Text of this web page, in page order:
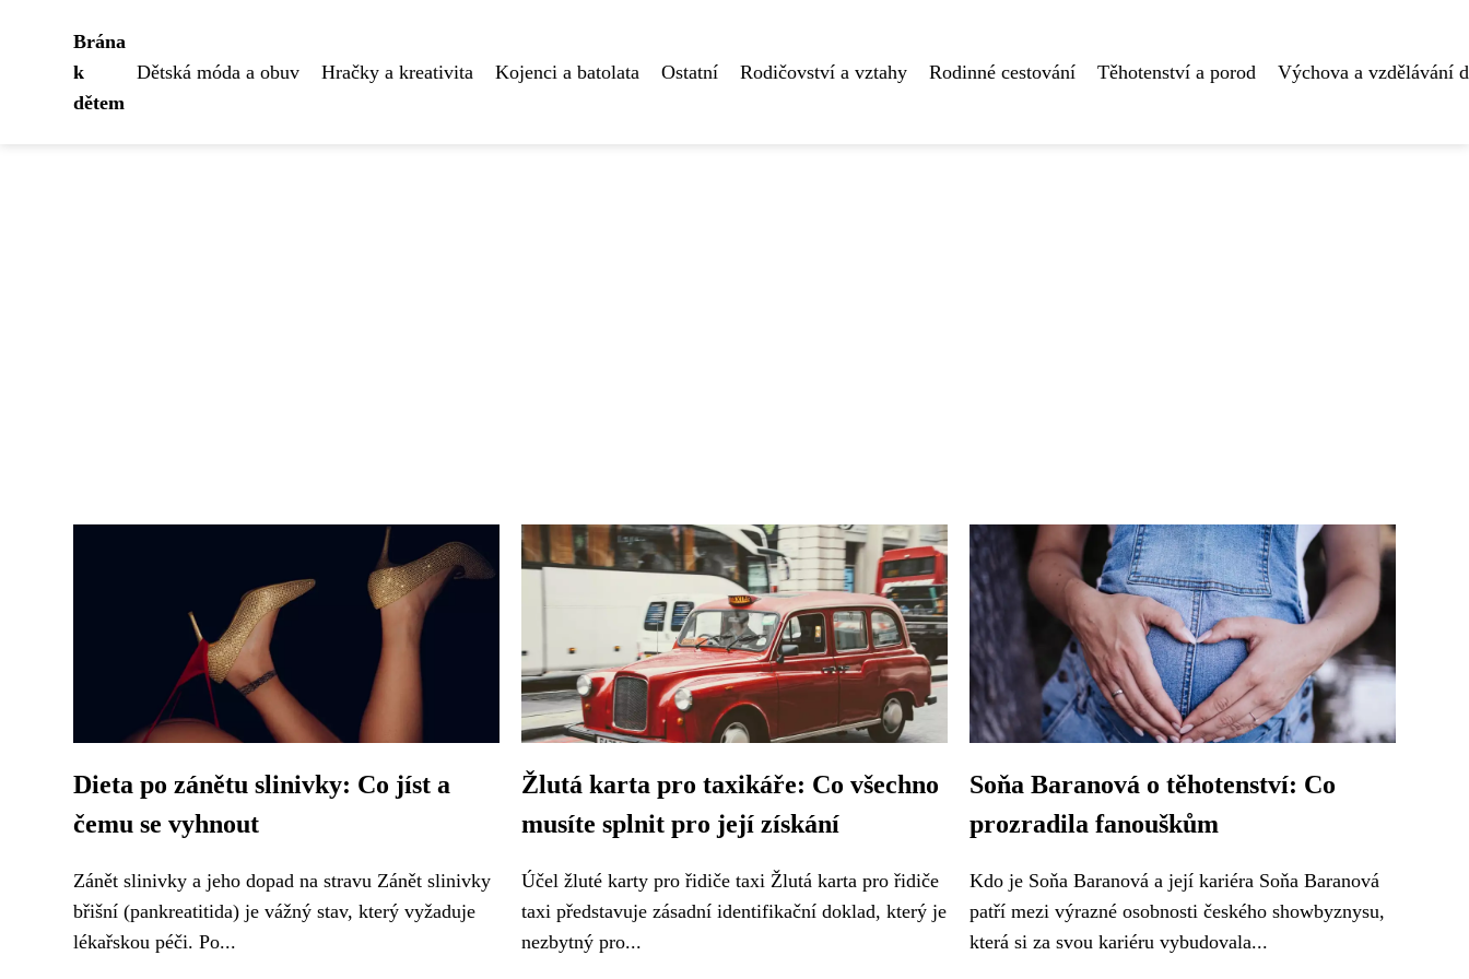
Brána
k
dětem
Dětská móda a obuv Hračky a kreativita Kojenci a batolata Ostatní Rodičovství a vztahy Rodinné cestování Těhotenství a porod Výchova a vzdělávání
Dieta po zánětu slinivky: Co jíst a
čemu se vyhnout
Zánět slinivky a jeho dopad na stravu Zánět slinivky
břišní (pankreatitida) je vážný stav, který vyžaduje
lékařskou péči. Po...
Žlutá karta pro taxikáře: Co všechno
musíte splnit pro její získání
Účel žluté karty pro řidiče taxi Žlutá karta pro řidiče
taxi představuje zásadní identifikační doklad, který je
nezbytný pro...
Soňa Baranová o těhotenství: Co
prozradila fanouškům
Kdo je Soňa Baranová a její kariéra Soňa Baranová
patří mezi výrazné osobnosti českého showbyznysu,
která si za svou kariéru vybudovala...